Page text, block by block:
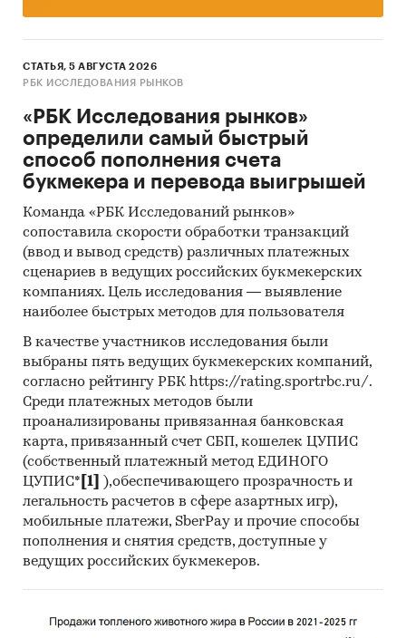
СТАТЬЯ, 5 АВГУСТА 2026
РБК ИССЛЕДОВАНИЯ РЫНКОВ
«РБК Исследования рынков»
определили самый быстрый
способ пополнения счета
букмекера и перевода выигрышей
Команда «РБК Исследований рынков»
сопоставила скорости обработки транзакций
(ввод и вывод средств) различных платежных
сценариев в ведущих российских букмекерских
компаниях. Цель исследования — выявление
наиболее быстрых методов для пользователя
В качестве участников исследования были
выбраны пять ведущих букмекерских компаний,
согласно рейтингу РБК https://rating.sportrbc.ru/.
Среди платежных методов были
проанализированы привязанная банковская
карта, привязанный счет СБП, кошелек ЦУПИС
(собственный платежный метод ЕДИНОГО
ЦУПИС* [1]
),обеспечивающего прозрачность и
легальность расчетов в сфере азартных игр),
мобильные платежи, SberPay и прочие способы
пополнения и снятия средств, доступные у
ведущих российских букмекеров.